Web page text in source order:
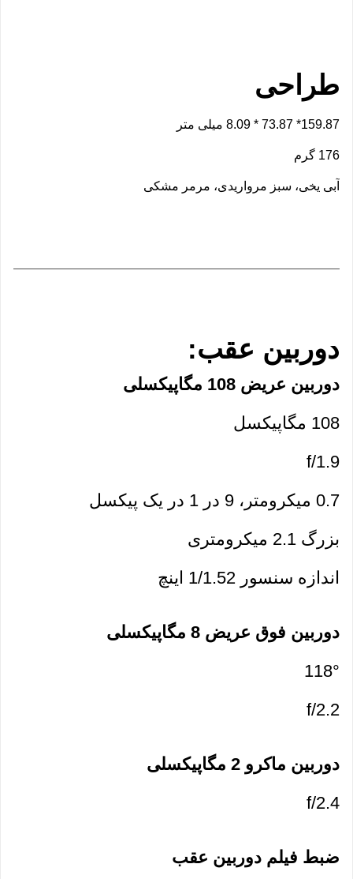
طراحی
159.87* 73.87 * 8.09 میلی متر
176 گرم
آبی یخی، سبز مرواریدی، مرمر مشکی
دوربین عقب:
دوربین عریض 108 مگاپیکسلی
108 مگاپیکسل
f/1.9
0.7 میکرومتر، 9 در 1 در یک پیکسل
بزرگ 2.1 میکرومتری
اندازه سنسور 1/1.52 اینچ
دوربین فوق عریض 8 مگاپیکسلی
118°
f/2.2
دوربین ماکرو 2 مگاپیکسلی
f/2.4
ضبط فیلم دوربین عقب